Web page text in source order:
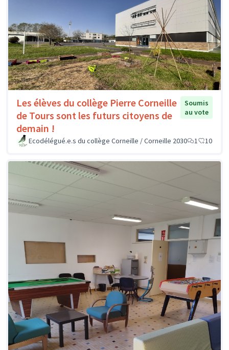
Les élèves du collège Pierre Corneille
de Tours sont les futurs citoyens de
demain !
Soumis
au vote
Ecodélégué.e.s du collège Corneille / Corneille 2030 1 10